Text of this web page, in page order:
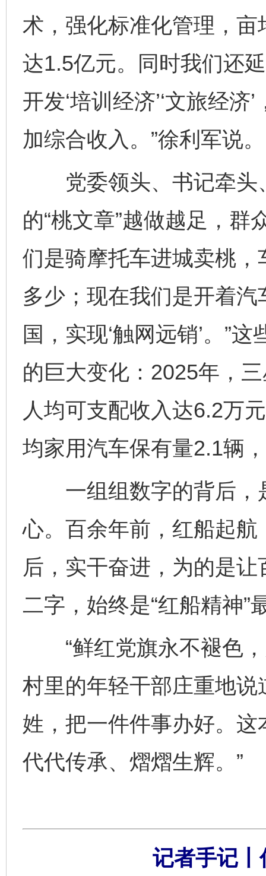
术，强化标准化管理，
达1.5亿元。同时我们还
开发‘培训经济’‘文旅经
加综合收入。”徐利军说。
党委领头、书记牵头
的“桃文章”越做越足，群
们是骑摩托车进城卖桃
多少；现在我们是开着
国，实现‘触网远销’。”
的巨大变化：2025年，
人均可支配收入达6.2万
均家用汽车保有量2.1辆
一组组数字的背后，
心。百余年前，红船起
后，实干奋进，为的是
二字，始终是“红船精神”
“鲜红党旗永不褪色，
村里的年轻干部庄重地说
姓，把一件件事办好。
代代传承、熠熠生辉。”
记者手记